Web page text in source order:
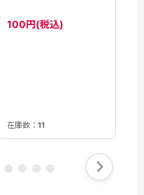
在庫数： 11